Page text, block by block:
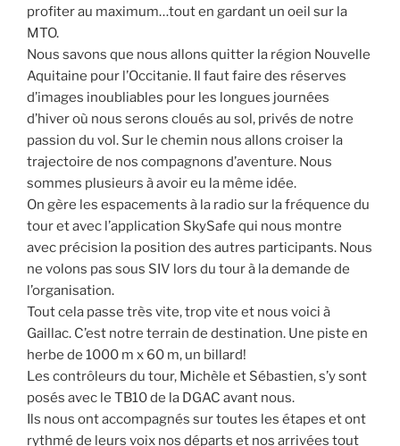
profiter au maximum…tout en gardant un oeil sur la
MTO.
Nous savons que nous allons quitter la région Nouvelle
Aquitaine pour l’Occitanie. Il faut faire des réserves
d’images inoubliables pour les longues journées
d’hiver où nous serons cloués au sol, privés de notre
passion du vol. Sur le chemin nous allons croiser la
trajectoire de nos compagnons d’aventure. Nous
sommes plusieurs à avoir eu la même idée.
On gère les espacements à la radio sur la fréquence du
tour et avec l’application SkySafe qui nous montre
avec précision la position des autres participants. Nous
ne volons pas sous SIV lors du tour à la demande de
l’organisation.
Tout cela passe très vite, trop vite et nous voici à
Gaillac. C’est notre terrain de destination. Une piste en
herbe de 1000 m x 60 m, un billard!
Les contrôleurs du tour, Michèle et Sébastien, s’y sont
posés avec le TB10 de la DGAC avant nous.
Ils nous ont accompagnés sur toutes les étapes et ont
rythmé de leurs voix nos départs et nos arrivées tout